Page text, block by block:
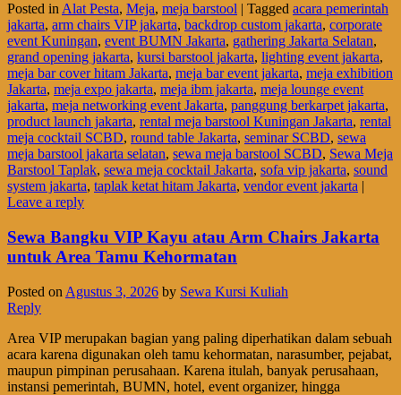
Posted in Alat Pesta, Meja, meja barstool | Tagged acara pemerintah
jakarta, arm chairs VIP jakarta, backdrop custom jakarta, corporate
event Kuningan, event BUMN Jakarta, gathering Jakarta Selatan,
grand opening jakarta, kursi barstool jakarta, lighting event jakarta,
meja bar cover hitam Jakarta, meja bar event jakarta, meja exhibition
Jakarta, meja expo jakarta, meja ibm jakarta, meja lounge event
jakarta, meja networking event Jakarta, panggung berkarpet jakarta,
product launch jakarta, rental meja barstool Kuningan Jakarta, rental
meja cocktail SCBD, round table Jakarta, seminar SCBD, sewa
meja barstool jakarta selatan, sewa meja barstool SCBD, Sewa Meja
Barstool Taplak, sewa meja cocktail Jakarta, sofa vip jakarta, sound
system jakarta, taplak ketat hitam Jakarta, vendor event jakarta |
Leave a reply
Sewa Bangku VIP Kayu atau Arm Chairs Jakarta
untuk Area Tamu Kehormatan
Posted on Agustus 3, 2026 by Sewa Kursi Kuliah
Reply
Area VIP merupakan bagian yang paling diperhatikan dalam sebuah
acara karena digunakan oleh tamu kehormatan, narasumber, pejabat,
maupun pimpinan perusahaan. Karena itulah, banyak perusahaan,
instansi pemerintah, BUMN, hotel, event organizer, hingga